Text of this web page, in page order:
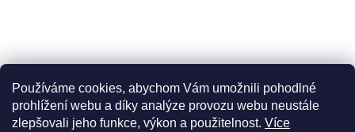
Používáme cookies, abychom Vám umožnili pohodlné
prohlížení webu a díky analýze provozu webu neustále
zlepšovali jeho funkce, výkon a použitelnost. Více